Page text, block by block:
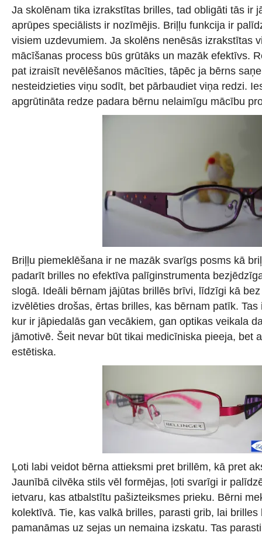
Ja skolēnam tika izrakstītas brilles, tad obligāti tās ir
aprūpes speciālists ir nozīmējis. Briļļu funkcija ir
visiem uzdevumiem. Ja skolēns nenēsās izrakstītas
mācīšanas process būs grūtāks un mazāk efektīvs.
pat izraisīt nevēlēšanos mācīties, tāpēc ja bērns
nesteidzieties viņu sodīt, bet pārbaudiet viņa redzi.
apgrūtināta redze padara bērnu nelaimīgu mācību
Briļļu piemeklēšana ir ne mazāk svarīgs posms kā
padarīt brilles no efektīva palīginstrumenta
slogā. Ideāli bērnam jājūtas brillēs brīvi, līdzīgi kā
izvēlēties drošas, ērtas brilles, kas bērnam patīk.
kur ir jāpiedalās gan vecākiem, gan optikas veikala
jāmotivē. Šeit nevar būt tikai medicīniska pieeja, bet
estētiska.
Ļoti labi veidot bērna attieksmi pret brillēm, kā pret
Jaunībā cilvēka stils vēl formējas, ļoti svarīgi ir
ietvaru, kas atbalstītu pašizteiksmes prieku. Bērni
kolektīvā. Tie, kas valkā brilles, parasti grib, lai brilles
pamanāmas uz sejas un nemaina izskatu. Tas